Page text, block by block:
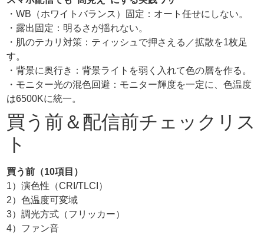
・WB（ホワイトバランス）固定：オート任せにしない。
・露出固定：明るさが揺れない。
・肌のテカリ対策：ティッシュで押さえる／拡散を1枚足
す。
・背景に奥行き：背景ライトを弱く入れて色の層を作る。
・モニター光の混色回避：モニター輝度を一定に、色温度
は6500Kに統一。
買う前＆配信前チェックリス
ト
買う前（10項目）
1）演色性（CRI/TLCI）
2）色温度可変域
3）調光方式（フリッカー）
4）ファン音